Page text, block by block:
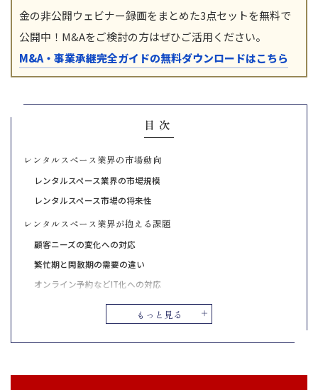
金の非公開ウェビナー録画をまとめた3点セットを無料で
公開中！M&Aをご検討の方はぜひご活用ください。
M&A・事業承継完全ガイドの無料ダウンロードはこちら
目次
もっと見る
レンタルスペース業界の市場動向
レンタルスペース業界の市場規模
レンタルスペース市場の将来性
レンタルスペース業界が抱える課題
顧客ニーズの変化への対応
繁忙期と閑散期の需要の違い
オンライン予約などIT化への対応
レンタルスペース業界のM&A最新動向（2025年）